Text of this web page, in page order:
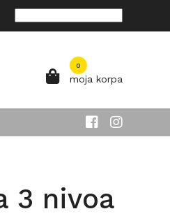
0
moja korpa
3 nivoa